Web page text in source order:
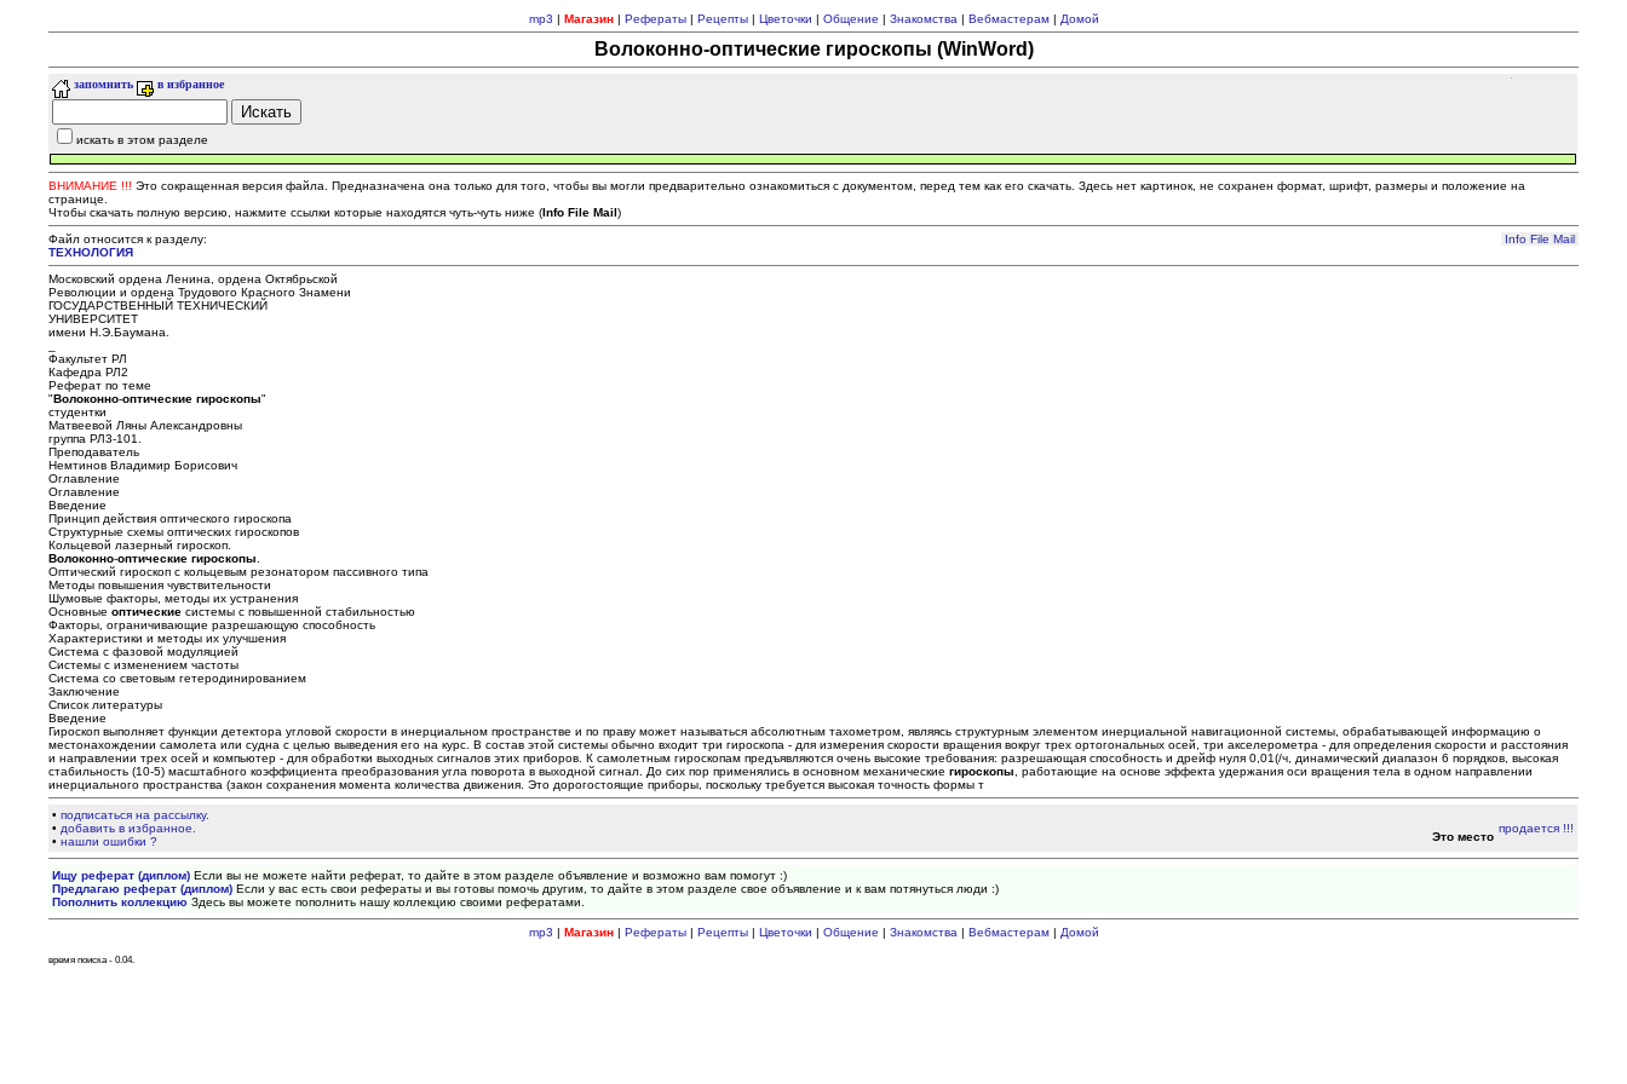
mp3 | Магазин| Рефераты| Рецепты| Цветочки | Общение | Знакомства | Вебмастерам| Домой
Волоконно-оптические гироскопы (WinWord)
запомнить в избранное
искать в этом разделе
ВНИМАНИЕ !!! Это сокращенная версия файла. Предназначена она только для того, чтобы вы могли предварительно ознакомиться с документом, перед тем как его скачать. Здесь нет картинок, не сохранен формат, шрифт, размеры и положение на
странице.
Чтобы скачать полную версию, нажмите ссылки которые находятся чуть-чуть ниже (Info File Mail)
Info File Mail
Файл относится к разделу:
ТЕХHОЛОГИЯ
Московский ордена Ленина, ордена Октябрьской
Революции и ордена Трудового Красного Знамени
ГОСУДАРСТВЕННЫЙ ТЕХНИЧЕСКИЙ
УНИВЕРСИТЕТ
имени Н.Э.Баумана.
Факультет РЛ
Кафедра РЛ2
Реферат по теме
"Волоконно-оптические гироскопы"
студентки
Матвеевой Ляны Александровны
группа РЛ3-101.
Преподаватель
Немтинов Владимир Борисович
Оглавление
Оглавление
Введение
Принцип действия оптического гироскопа
Структурные схемы оптических гироскопов
Кольцевой лазерный гироскоп.
Волоконно-оптические гироскопы
Оптический гироскоп с кольцевым резонатором пассивного типа
Методы повышения чувствительности
Шумовые факторы, методы их устранения
Основныеоптические системы с повышенной стабильностью
Факторы, ограничивающие разрешающую способность
Характеристики и методы их улучшения
Система с фазовой модуляцией
Системы с изменением частоты
Система со световым гетеродинированием
Заключение
Список литературы
Введение
Гироскоп выполняет функции детектора угловой скорости в инерциальном пространстве и по праву может называться абсолютным тахометром, являясь структурным элементом инерциальной навигационной системы, обрабатывающей информацию о
местонахождении самолета или судна с целью выведения его на курс. В состав этой системы обычно входит три гироскопа - для измерения скорости вращения вокруг трех ортогональных осей, три акселерометра - для определения скорости и расстояния
и направлении трех осей и компьютер - для обработки выходных сигналов этих приборов. К самолетным гироскопам предъявляются очень высокие требования: разрешающая способность и дрейф нуля 0,01(/ч, динамический диапазон 6 порядков, высокая
стабильность (10-5) масштабного коэффициента преобразования угла поворота в выходной сигнал. До сих пор применялись в основном механическиегироскопы
, работающие на основе эффекта удержания оси вращения тела в одном направлении
инерциального пространства (закон сохранения момента количества движения. Это дорогостоящие приборы, поскольку требуется высокая точность формы т
•подписаться на рассылку.
• добавить в избранное.
•нашли ошибки ? Это место
Ищу реферат (диплом) Если вы не можете найти реферат, то дайте в этом разделе объявление и возможно вам помогут :)
Предлагаю реферат (диплом) Если у вас есть свои рефераты и вы готовы помочь другим, то дайте в этом разделе свое объявление и к вам потянуться люди :)
Пополнить коллекцию Здесь вы можете пополнить нашу коллекцию своими рефератами.
mp3 | Магазин| Рефераты| Рецепты| Цветочки | Общение | Знакомства | Вебмастерам| Домой
время поиска - 0.04.